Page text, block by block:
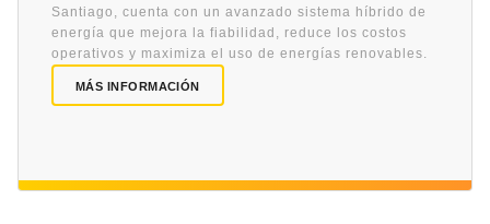
Santiago, cuenta con un avanzado sistema híbrido de
energía que mejora la fiabilidad, reduce los costos
operativos y maximiza el uso de energías renovables.
MÁS INFORMACIÓN